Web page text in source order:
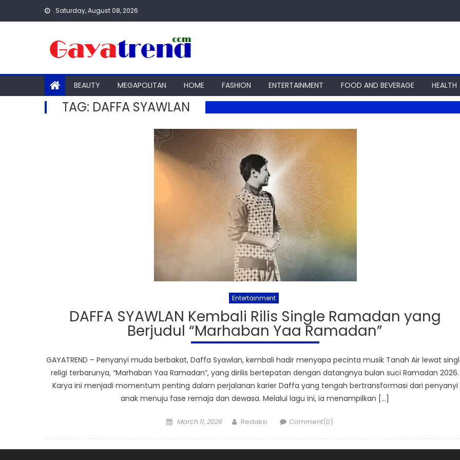
Saturday, August 08, 2026
BEAUTY MEGAPOLITAN HOME FASHION ENTERTAINMENT FOOD AND BEVERAGE HEALTH
TAG: DAFFA SYAWLAN
Entertainment
DAFFA SYAWLAN Kembali Rilis Single Ramadan yang
Berjudul “Marhaban Yaa Ramadan”
GAYATREND – Penyanyi muda berbakat, Daffa Syawlan, kembali hadir menyapa pecinta musik Tanah Air lewat
religi terbarunya, “Marhaban Yaa Ramadan”, yang dirilis bertepatan dengan datangnya bulan suci Ramadan 2026.
Karya ini menjadi momentum penting dalam perjalanan karier Daffa yang tengah bertransformasi dari penyanyi
anak menuju fase remaja dan dewasa. Melalui lagu ini, ia menampilkan […]
Posted
March 11, 2026 Author
Redaksi Comment(0)